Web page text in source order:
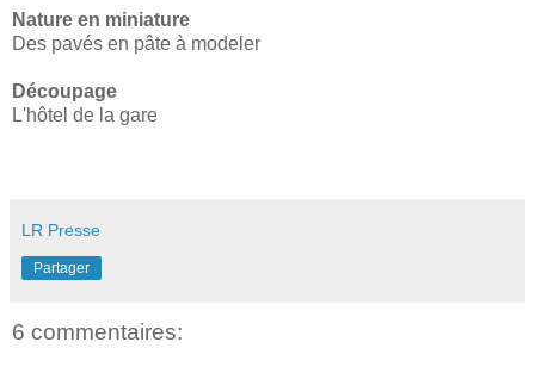
Nature en miniature
Des pavés en pâte à modeler
Découpage
L'hôtel de la gare
LR Presse
Partager
6 commentaires: